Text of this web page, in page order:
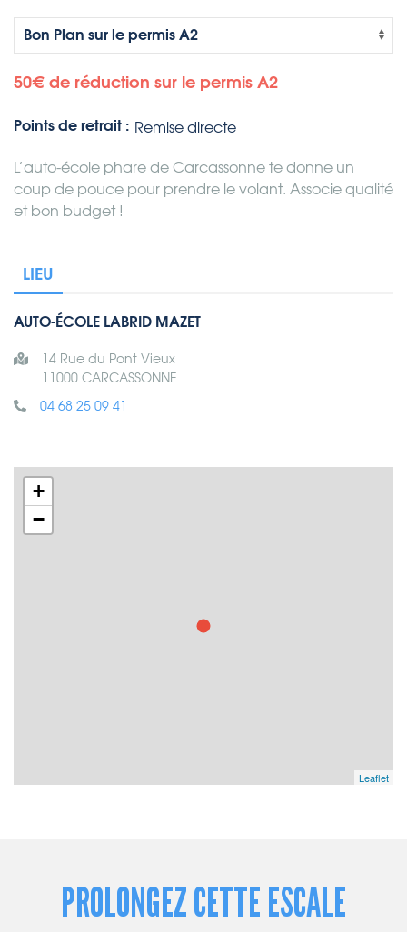
50€ de réduction sur le permis A2
Points de retrait : Remise directe
L’auto-école phare de Carcassonne te donne un
coup de pouce pour prendre le volant. Associe qualité
et bon budget !
LIEU
AUTO-ÉCOLE LABRID MAZET
14 Rue du Pont Vieux
11000 CARCASSONNE
04 68 25 09 41
+
−
Leaflet
PROLONGEZ CETTE ESCALE